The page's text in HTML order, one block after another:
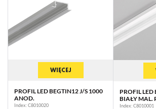
WIĘCEJ
PROFIL LED BEGTIN12 J/S 1000
ANOD.
Index: C8010020
PROFIL LED
BIAŁY MAL.
Index: C8010001